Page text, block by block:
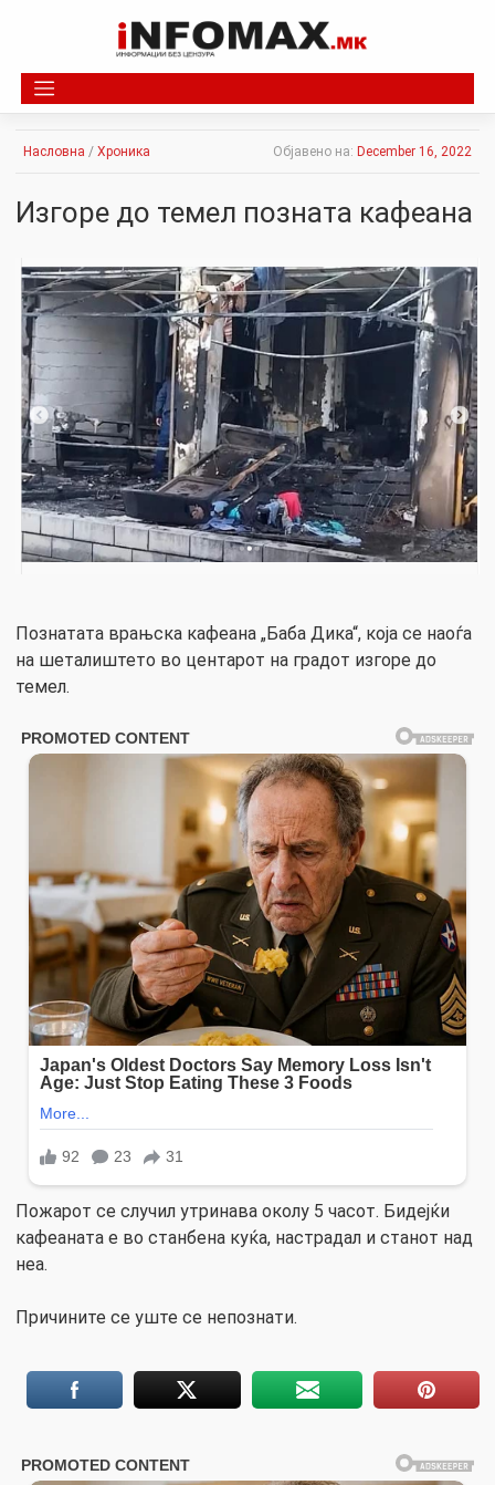
Насловна / Хроника Објавено на: December 16, 2022
Изгоре до темел позната кафеана
Познатата врањска кафеана „Баба Дика“, која се наоѓа
на шеталиштето во центарот на градот изгоре до
темел.
Пожарот се случил утринава околу 5 часот. Бидејќи
кафеаната е во станбена куќа, настрадал и станот над
неа.
Причините се уште се непознати.